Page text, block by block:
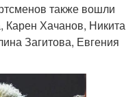
также вошли
Хачанов, Никита
Загитова, Евгения